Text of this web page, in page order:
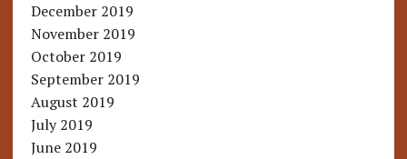
December 2019
November 2019
October 2019
September 2019
August 2019
July 2019
June 2019